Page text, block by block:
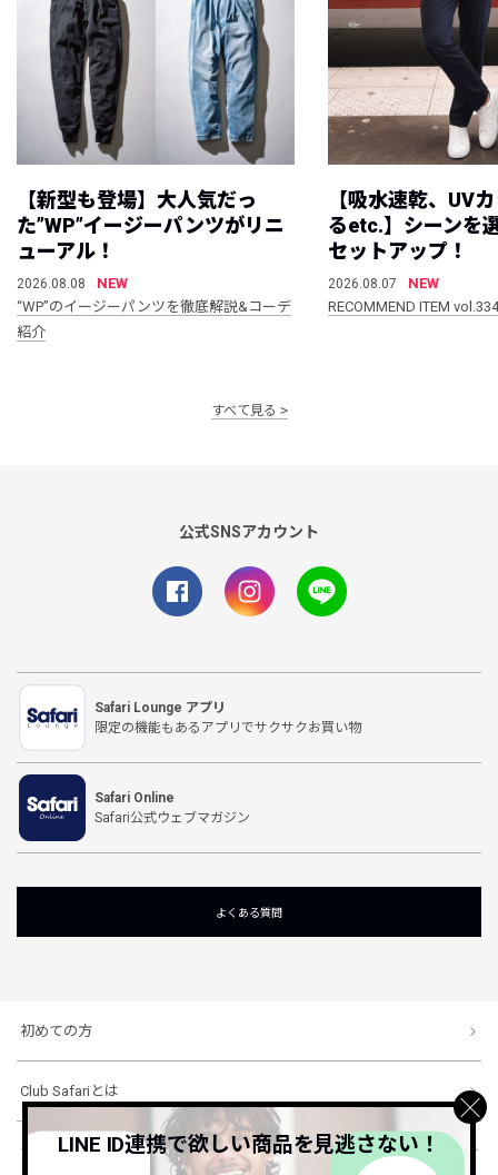
【新型も登場】大人気だっ
た”WP”イージーパンツがリニ
ューアル！
2026.08.08
NEW
“WP”のイージーパンツを徹底解説&コーデ
紹介
【吸水速乾、UV
るetc.】シーンを
セットアップ！
2026.08.07
NEW
RECOMMEND ITEM vol.334
すべて見る
公式SNSアカウント
Safari Lounge アプリ
限定の機能もあるアプリでサクサクお買い物
Safari Online
Safari公式ウェブマガジン
よくある質問
初めての方
Club Safariとは
ショッピングガイド
LINE ID連携で欲しい商品を見逃さない！